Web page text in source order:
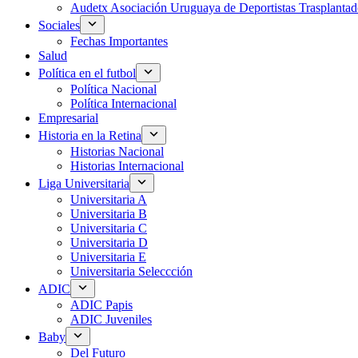
Audetx Asociación Uruguaya de Deportistas
Sociales
Fechas Importantes
Salud
Política en el futbol
Política Nacional
Política Internacional
Empresarial
Historia en la Retina
Historias Nacional
Historias Internacional
Liga Universitaria
Universitaria A
Universitaria B
Universitaria C
Universitaria D
Universitaria E
Universitaria Seleccción
ADIC
ADIC Papis
ADIC Juveniles
Baby
Del Futuro